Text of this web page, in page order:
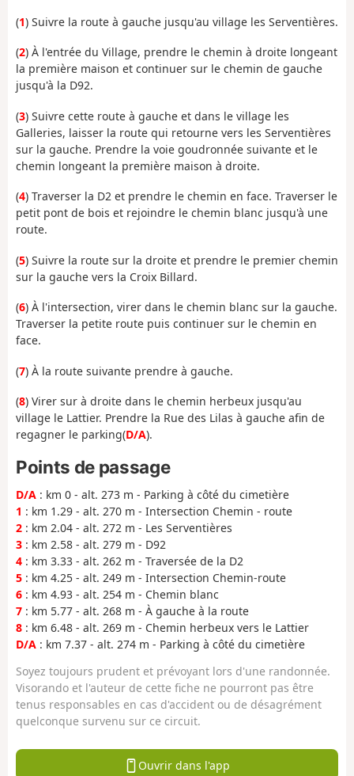
(1) Suivre la route à gauche jusqu'au village les Serventières.
(2) À l'entrée du Village, prendre le chemin à droite longeant
la première maison et continuer sur le chemin de gauche
jusqu'à la D92.
(3) Suivre cette route à gauche et dans le village les
Galleries, laisser la route qui retourne vers les Serventières
sur la gauche. Prendre la voie goudronnée suivante et le
chemin longeant la première maison à droite.
(4) Traverser la D2 et prendre le chemin en face. Traverser le
petit pont de bois et rejoindre le chemin blanc jusqu'à une
route.
(5) Suivre la route sur la droite et prendre le premier chemin
sur la gauche vers la Croix Billard.
(6) À l'intersection, virer dans le chemin blanc sur la gauche.
Traverser la petite route puis continuer sur le chemin en
face.
(7) À la route suivante prendre à gauche.
(8) Virer sur à droite dans le chemin herbeux jusqu'au
village le Lattier. Prendre la Rue des Lilas à gauche afin de
regagner le parking(D/A).
Points de passage
D/A : km 0 - alt. 273 m - Parking à côté du cimetière
1 : km 1.29 - alt. 270 m - Intersection Chemin - route
2 : km 2.04 - alt. 272 m - Les Serventières
3 : km 2.58 - alt. 279 m - D92
4 : km 3.33 - alt. 262 m - Traversée de la D2
5 : km 4.25 - alt. 249 m - Intersection Chemin-route
6 : km 4.93 - alt. 254 m - Chemin blanc
7 : km 5.77 - alt. 268 m - À gauche à la route
8 : km 6.48 - alt. 269 m - Chemin herbeux vers le Lattier
D/A : km 7.37 - alt. 274 m - Parking à côté du cimetière
Soyez toujours prudent et prévoyant lors d'une randonnée.
Visorando et l'auteur de cette fiche ne pourront pas être
tenus responsables en cas d'accident ou de désagrément
quelconque survenu sur ce circuit.
Ouvrir dans l'app